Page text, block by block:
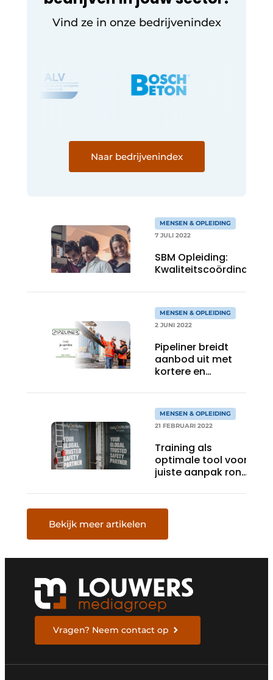
Vind ze in onze bedrijvenindex
Naar bedrijvenindex
MENSEN & OPLEIDING
7 JULI 2022
SBM Opleiding:
Kwaliteitscoördinator
MENSEN & OPLEIDING
2 JUNI 2022
Pipeliner breidt
aanbod uit met
kortere en
opleidingsvormen:
6x Masterclass in
najaar 2022!
MENSEN & OPLEIDING
21 FEBRUARI 2022
Training als
optimale tool voor
juiste aanpak rond
rampenbestrijding
en
Bekijk meer artikelen
Vragen? Neem contact op